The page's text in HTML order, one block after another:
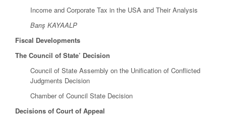
Income and Corporate Tax in the USA and Their Analysis
Barış KAYAALP
Fiscal Developments
The Council of State’ Decision
Council of State Assembly on the Unification of Conflicted
Judgments Decision
Chamber of Council State Decision
Decisions of Court of Appeal